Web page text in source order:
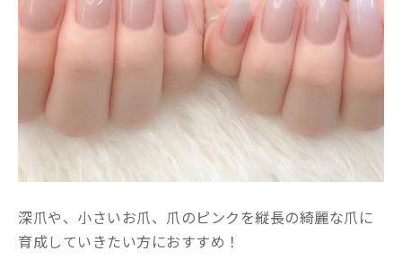
深爪や、小さいお爪、爪のピンクを縦長の綺麗な爪に
育成していきたい方におすすめ！